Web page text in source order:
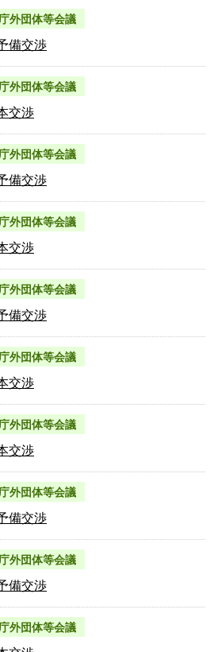
外団体等会議
備交渉
外団体等会議
交渉
外団体等会議
備交渉
外団体等会議
交渉
外団体等会議
備交渉
外団体等会議
交渉
外団体等会議
交渉
外団体等会議
備交渉
外団体等会議
備交渉
外団体等会議